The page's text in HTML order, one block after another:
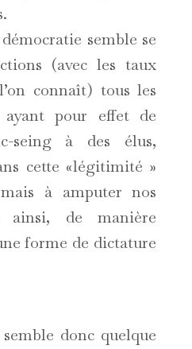
semble se
(avec les taux
connaît) tous les
pour effet de
seing à des élus,
cette «légitimité »
à amputer nos
ainsi, de manière
forme de dictature
donc quelque